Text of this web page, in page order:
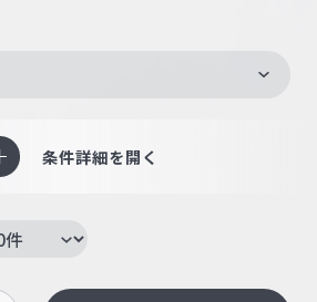
条件詳細を開く